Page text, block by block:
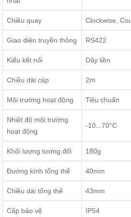
Chiều quay Clockwise,
Giao diện truyền thông RS422
Kiểu kết nối Dây liền
Chiều dài cáp 2m
Môi trường hoạt động Tiêu chuẩn
Nhiệt độ môi trường
hoạt động
-10...70°C
Khối lượng tương đối 180g
Đường kính tổng thể 40mm
Chiều dài tổng thể 43mm
Cấp bảo vệ IP54